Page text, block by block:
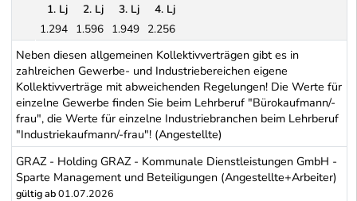
Sonderregelung für Lehrlinge, deren Lehrverhältnis nach
1. Lj 2. Lj 3. Lj
4. Lj
1.294 1.596 1.949 2.256
Neben diesen allgemeinen Kollektivverträgen gibt es in
zahlreichen Gewerbe- und Industriebereichen eigene
Kollektivverträge mit abweichenden Regelungen! Die Werte für
einzelne Gewerbe finden Sie beim Lehrberuf "Bürokaufmann/-
frau", die Werte für einzelne Industriebranchen beim Lehrberuf
"Industriekaufmann/-frau"! (Angestellte)
GRAZ - Holding GRAZ - Kommunale Dienstleistungen GmbH -
Sparte Management und Beteiligungen (Angestellte+Arbeiter)
gültig ab01.07.2026